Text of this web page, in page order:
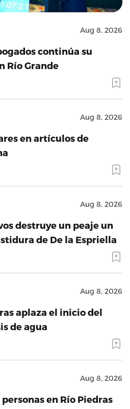
Aug 8, 2026
continúa su
Río Grande
Aug 8, 2026
en artículos de
Aug 8, 2026
destruye un peaje un
de De la Espriella
Aug 8, 2026
aplaza el inicio del
de agua
Aug 8, 2026
en Río Piedras